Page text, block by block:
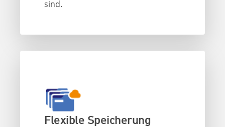
sind.
Flexible Speicherung